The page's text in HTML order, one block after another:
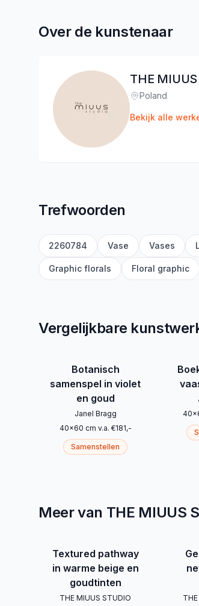
Over de kunstenaar
THE
Locatie
Poland
Bekijk alle
Trefwoorden
2260784 Vase Vases
Graphic florals Floral graphic
Vergelijkbare
Botanisch
samenspel in violet
en goud
Janel Bragg
40x60 cm v.a. €181,-
Samenstellen
40x
Meer van THE MIUUS
Textured pathway
in warme beige en
goudtinten
THE MIUUS STUDIO